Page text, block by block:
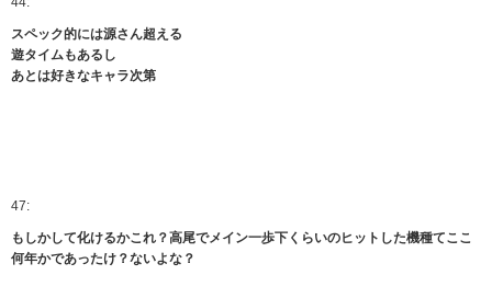
44:
スペック的には源さん超える
遊タイムもあるし
あとは好きなキャラ次第
47:
もしかして化けるかこれ？高尾でメイン一歩下くらいのヒットした機種てここ
何年かであったけ？ないよな？